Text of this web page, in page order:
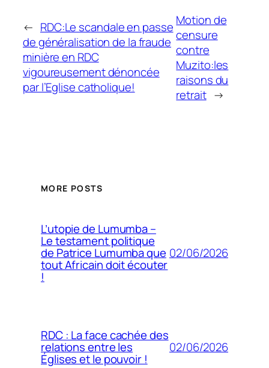
← RDC:Le scandale en passe
de généralisation de la fraude
minière en RDC
vigoureusement dénoncée
par l’Eglise catholique!
Motion de
censure
contre
Muzito:les
raisons du
retrait →
MORE POSTS
L’utopie de Lumumba –
Le testament politique
de Patrice Lumumba que
tout Africain doit écouter
!
02/06/2026
RDC : La face cachée des
relations entre les
Églises et le pouvoir !
02/06/2026